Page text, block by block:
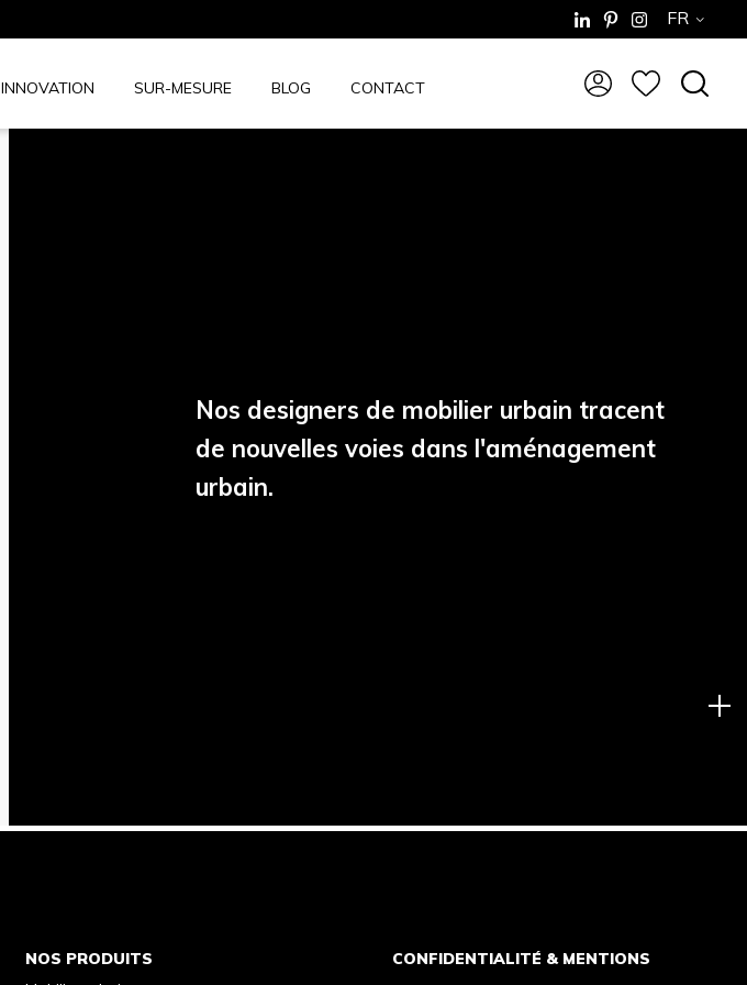
FR
INNOVATION SUR-MESURE BLOG CONTACT
Nos designers de mobilier urbain tracent
de nouvelles voies dans l'aménagement
urbain.
NOS PRODUITS
CONFIDENTIALITÉ & MENTIONS